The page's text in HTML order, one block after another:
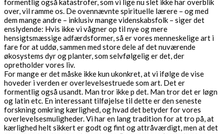
formentlig også katastrofer, som vi lige nu slet ikke har overblik
over, vil ramme os. De ovennævnte spirituelle lærere – og med
dem mange andre – inklusiv mange videnskabsfolk – siger det
enslydende: Hvis ikke vi vågner op til nye og mere
hensigtsmæssige adfærdsformer, så er vores menneskelige art i
fare for at uddø, sammen med store dele af det nuværende
økosystems dyr og planter, som selvfølgelig er det, der
opretholder vores liv.
For mange er det måske ikke kun ukonkret, at vi ifølge de vise
hoveder i verden er overlevelsestruede som art. Det er
formentlig også usandt. Man tror ikke p det. Man tror det er løgn
og latin etc. En interessant tilføjelse til dette er den seneste
forskning omkring kærlighed, og hvad det betyder for vores
overlevelsesmuligheder. Vi har en lang tradition for at tro på, at
kærlighed helt sikkert er godt og fint og attråværdigt, men at det